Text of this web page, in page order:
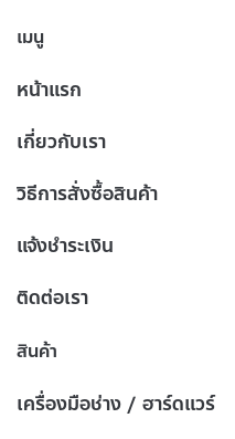
เมนู
หน้าแรก
เกี่ยวกับเรา
วิธีการสั่งซื้อสินค้า
แจ้งชำระเงิน
ติดต่อเรา
สินค้า
เครื่องมือช่าง / ฮาร์ดแวร์